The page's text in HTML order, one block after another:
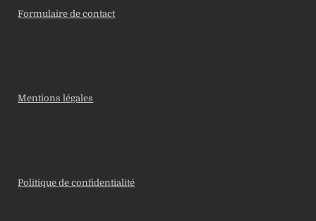
Formulaire de contact
Mentions légales
Politique de confidentialité